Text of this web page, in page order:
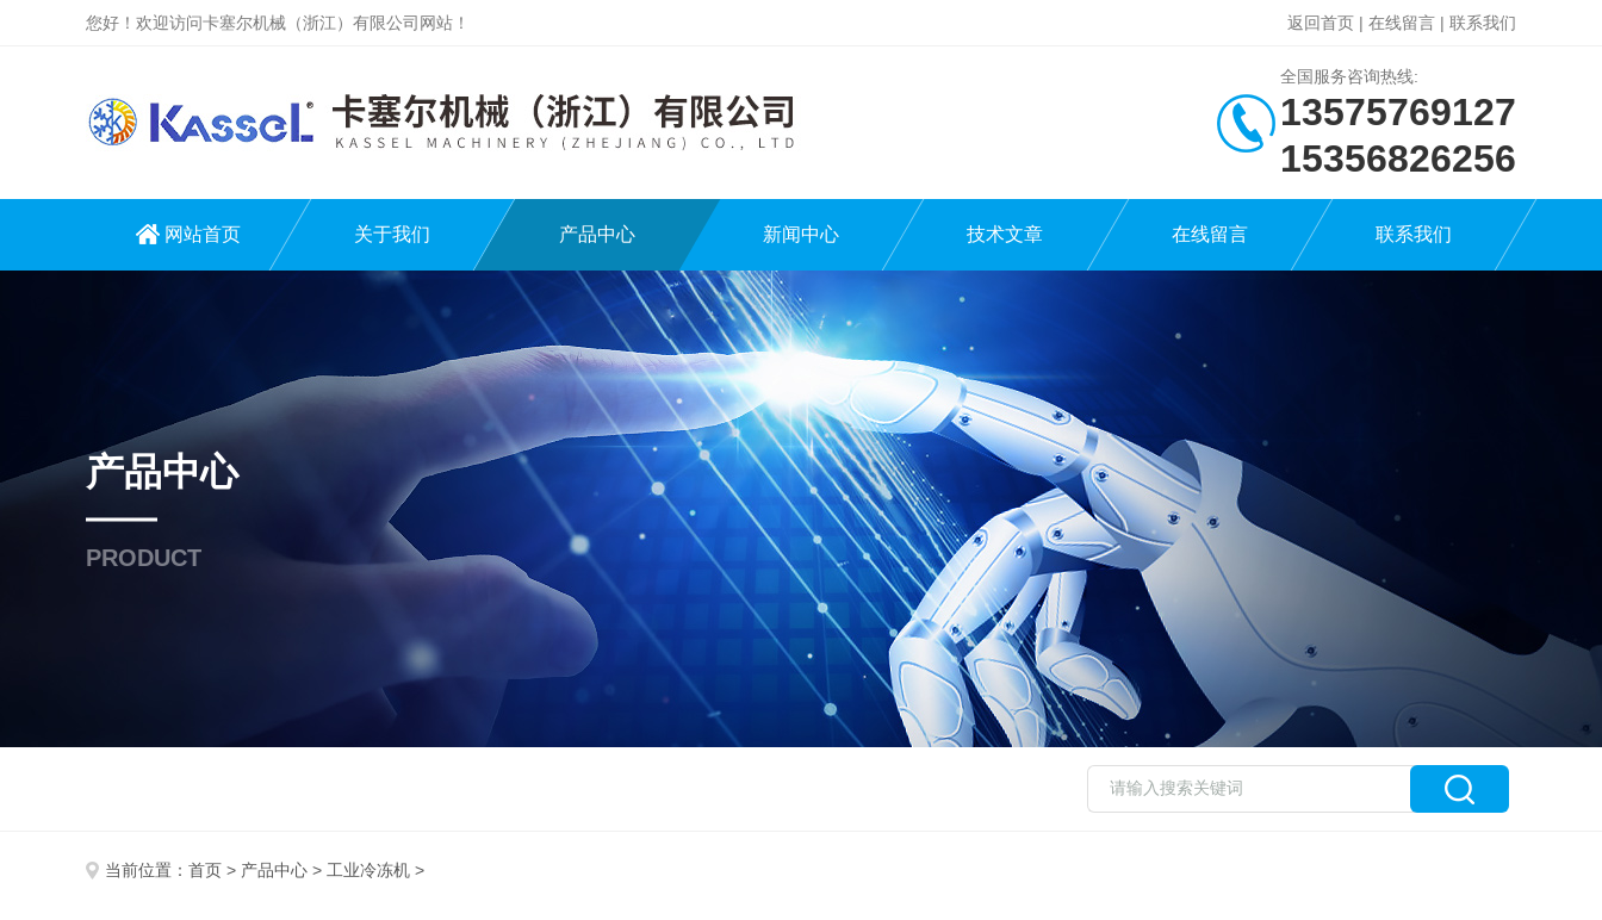
您好！欢迎访问卡塞尔机械（浙江）有限公司网站！ 返回首页 | 在线留言 | 联系我们
全国服务咨询热线:
13575769127
15356826256
网站首页 关于我们 产品中心 新闻中心 技术文章 在线留言 联系我们
产品中心
PRODUCT
当前位置： 首页 > 产品中心 > 工业冷冻机 >